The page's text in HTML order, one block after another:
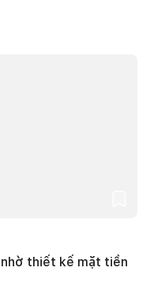
thiết kế mặt tiền